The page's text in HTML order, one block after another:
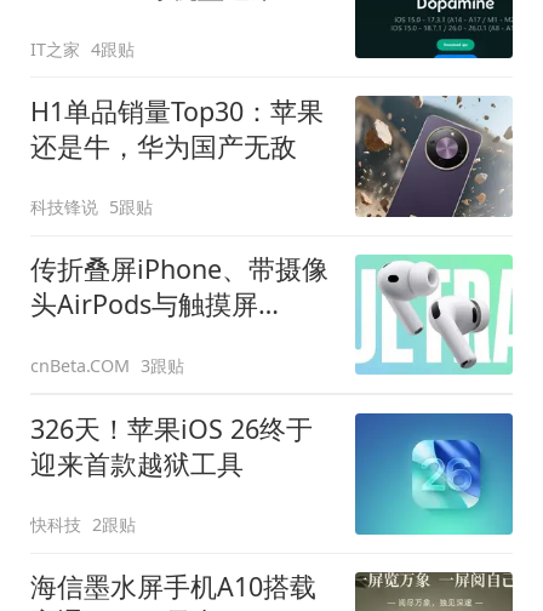
IT之家 4跟贴
H1单品销量Top30：苹果
还是牛，华为国产无敌
科技锋说 5跟贴
传折叠屏iPhone、带摄像
头AirPods与触摸屏
续面世
cnBeta.COM 3跟贴
326天！苹果iOS 26终于
迎来首款越狱工具
快科技 2跟贴
海信墨水屏手机A10搭载